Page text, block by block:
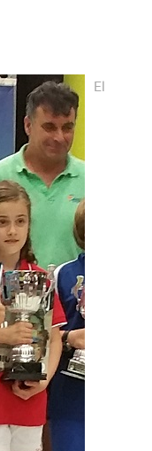
El